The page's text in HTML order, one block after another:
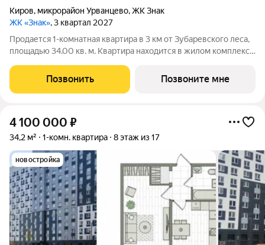
Киров, микрорайон Урванцево,ЖК Знак
ЖК «Знак», 3 квартал 2027
Продается 1-комнатная квартира в 3 км от Зубаревского леса,
площадью 34.00 кв. м. Квартира находится в жилом комплексе
комплексе воплощена концепция «15-минутного города». Все
необходимые объекты:
Позвонить Позвоните мне
4 100 000 ₽
34,2 м² 1-комн. квартира 8 этаж из 17
новостройка